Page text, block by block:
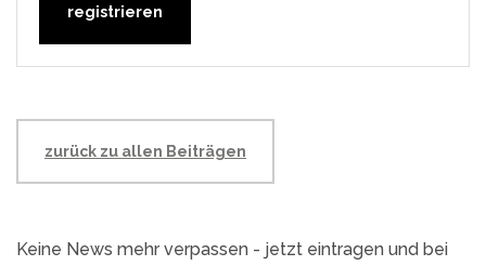
zurück zu allen Beiträgen
Keine News mehr verpassen - jetzt eintragen und bei